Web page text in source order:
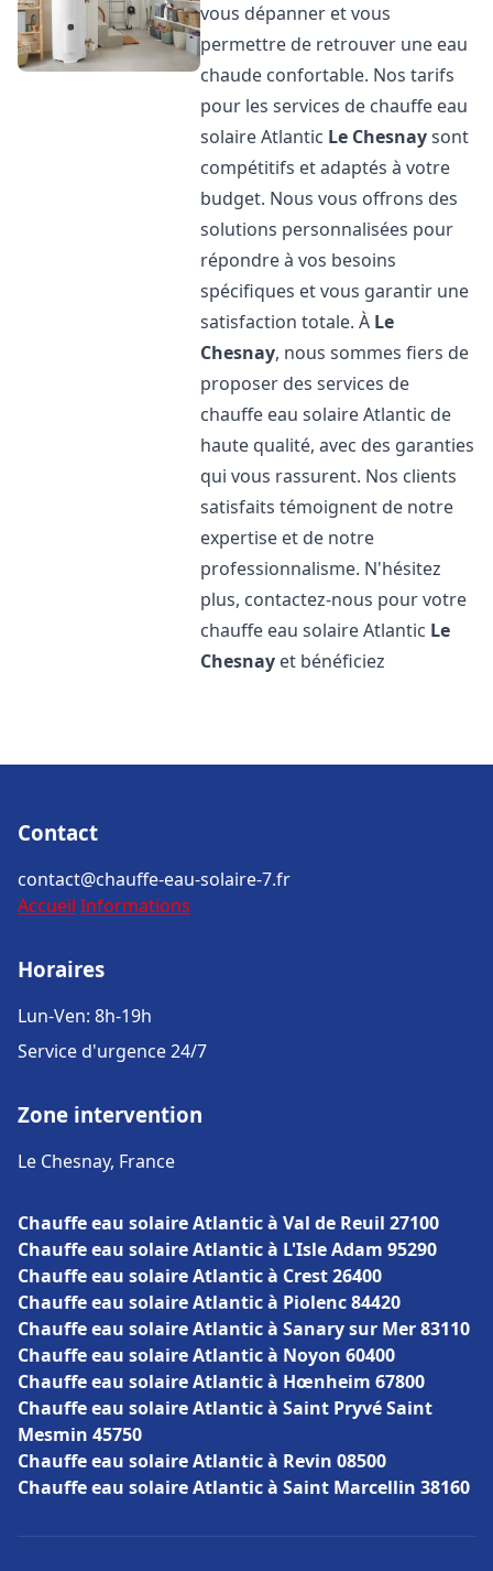
vous dépanner et vous
permettre de retrouver une eau
chaude confortable. Nos tarifs
pour les services de chauffe eau
solaire Atlantic Le Chesnaysont
compétitifs et adaptés à votre
budget. Nous vous offrons des
solutions personnalisées pour
répondre à vos besoins
spécifiques et vous garantir une
satisfaction totale. À Le
Chesnay, nous sommes fiers de
proposer des services de
chauffe eau solaire Atlantic de
haute qualité, avec des garanties
qui vous rassurent. Nos clients
satisfaits témoignent de notre
expertise et de notre
professionnalisme. N'hésitez
plus, contactez-nous pour votre
chauffe eau solaire Atlantic Le
Chesnay et bénéficiez
Contact
contact@chauffe-eau-solaire-7.fr
Accueil Informations
Horaires
Lun-Ven: 8h-19h
Service d'urgence 24/7
Zone intervention
Le Chesnay, France
Chauffe eau solaire Atlantic à Val de Reuil 27100
Chauffe eau solaire Atlantic à L'Isle Adam 95290
Chauffe eau solaire Atlantic à Crest 26400
Chauffe eau solaire Atlantic à Piolenc 84420
Chauffe eau solaire Atlantic à Sanary sur Mer 83110
Chauffe eau solaire Atlantic à Noyon 60400
Chauffe eau solaire Atlantic à Hœnheim 67800
Chauffe eau solaire Atlantic à Saint Pryvé Saint
Mesmin 45750
Chauffe eau solaire Atlantic à Revin 08500
Chauffe eau solaire Atlantic à Saint Marcellin 38160